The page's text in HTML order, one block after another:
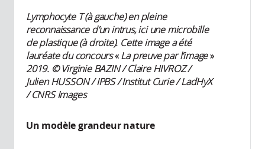
Lymphocyte T (à gauche) en pleine
reconnaissance d’un intrus, ici une microbille
de plastique (à droite). Cette image a été
lauréate du concours«La preuve par l’image»
2019. © Virginie BAZIN / Claire HIVROZ /
Julien HUSSON / IPBS / Institut Curie / LadHyX
/ CNRS Images
Un modèle grandeur nature